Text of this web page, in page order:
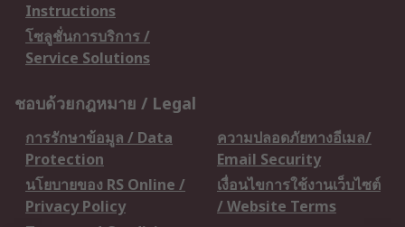
Instructions
โซลูชั่นการบริการ /
Service Solutions
ชอบด้วยกฎหมาย / Legal
การรักษาข้อมูล / Data
Protection
ความปลอดภัยทางอีเมล/
Email Security
นโยบายของ RS Online /
Privacy Policy
เงื่อนไขการใช้งานเว็บไซต์
/ Website Terms